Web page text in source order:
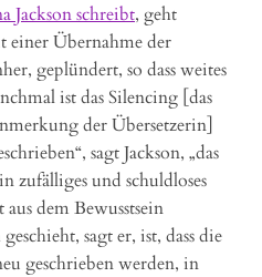
Jackson schreibt, geht
Übernahme der
geplündert, so dass weites
ist das Silencing [das
der Übersetzerin]
sagt Jackson, „das
zufälliges und schuldloses
dem Bewusstsein
sagt er, ist, dass die
geschrieben werden, in